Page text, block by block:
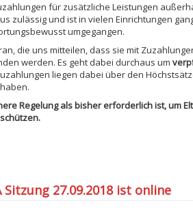
für zusätzliche Leistungen
zulässig und ist in vielen Einrichtungen
umgegangen.
die uns mitteilen, dass sie mit
werden. Es geht dabei durchaus um
liegen dabei über den
Regelung als bisher erforderlich ist, um
27.09.2018 ist online